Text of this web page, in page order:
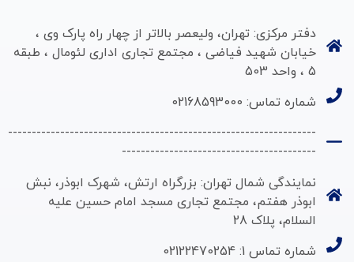
دفتر مرکزی: تهران، ولیعصر بالاتر از چهار راه پارک وی ،
خیابان شهید فیاضی ، مجتمع تجاری اداری لئومال ، طبقه
5 ، واحد 503
شماره تماس: 02168593000
-----------------------------------------------------------------
-----------------------------------------
نمایندگی شمال تهران: بزرگراه ارتش، شهرک ابوذر، نبش
ابوذر هفتم، مجتمع تجاری مسجد امام حسین علیه
السلام، پلاک 28
شماره تماس 1: 02122470254